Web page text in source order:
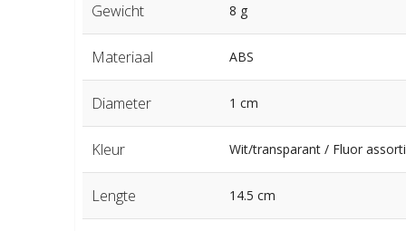
Gewicht 8 g
Materiaal ABS
Diameter 1 cm
Kleur Wit/transparant / Fluor assorti
Lengte 14.5 cm